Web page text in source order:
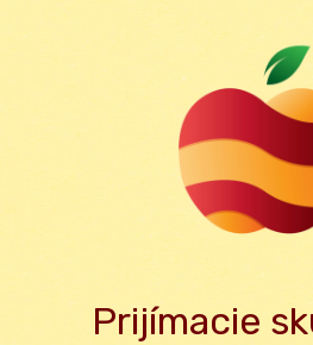
Prijímacie